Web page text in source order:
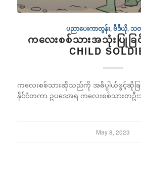
ပညာပေးကာတွန်း,ဗီဒီယို,သတ
ကလေးစစ်သားအသုံးပြုခြ
CHILD
ကလေးစစ်သားဆိုသည်ကို အဓိပ္ပါယ်ဖွင့်ဆိုခြင်း
နိုင်ငံတကာ ဥပဒေအရ ကလေးစစ်သားတဦး
May 8, 2023